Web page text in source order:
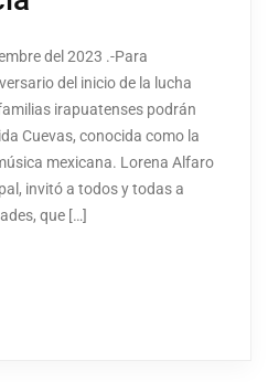
del 2023 .-Para
del inicio de la lucha
irapuatenses podrán
Cuevas, conocida como la
mexicana. Lorena Alfaro
invitó a todos y todas a
que […]